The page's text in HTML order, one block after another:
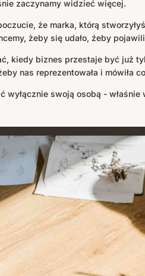
zaczynamy widzieć więcej.
że marka, którą
żeby się udało, źeby
kiedy biznes przestaje być już
nas reprezentowała i mówiła
wyłącznie swoją osobą -